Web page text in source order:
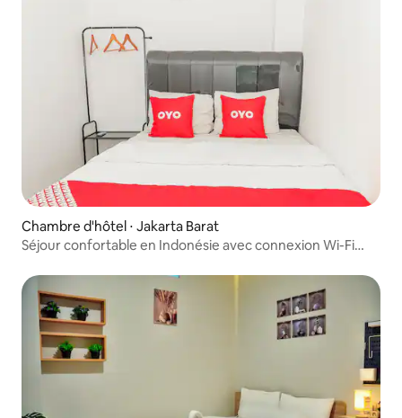
Chambre d'hôtel ⋅ Jakarta Barat
Séjour confortable en Indonésie avec connexion Wi-Fi